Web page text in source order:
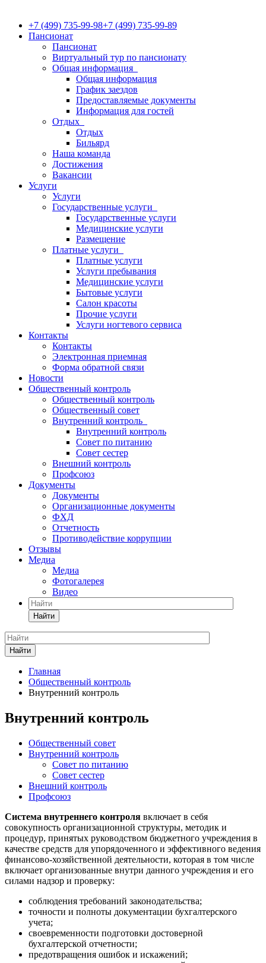
+7 (499) 735-99-98+7 (499) 735-99-89
Пансионат
Пансионат
Виртуальный тур по пансионату
Общая информация
Общая информация
График заездов
Предоставляемые документы
Информация для гостей
Отдых
Отдых
Бильярд
Наша команда
Достижения
Вакансии
Услуги
Услуги
Государственные услуги
Государственные услуги
Медицинские услуги
Размещение
Платные услуги
Платные услуги
Услуги пребывания
Медицинские услуги
Бытовые услуги
Салон красоты
Прочие услуги
Услуги ногтевого сервиса
Контакты
Контакты
Электронная приемная
Форма обратной связи
Новости
Общественный контроль
Общественный контроль
Общественный совет
Внутренний контроль
Внутренний контроль
Совет по питанию
Совет сестер
Внешний контроль
Профсоюз
Документы
Документы
Организационные документы
ФХД
Отчетность
Противодействие коррупции
Отзывы
Медиа
Медиа
Фотогалерея
Видео
Найти
Найти
Главная
Общественный контроль
Внутренний контроль
Внутренний контроль
Общественный совет
Внутренний контроль
Совет по питанию
Совет сестер
Внешний контроль
Профсоюз
Система внутреннего контроля включает в себя
совокупность организационной структуры, методик и
процедур, принятых руководством бюджетного учреждения в
качестве средств для упорядоченного и эффективного ведения
финансово-хозяйственной деятельности, которая в том числе
включает организованные внутри данного учреждения и его
силами надзор и проверку:
соблюдения требований законодательства;
точности и полноты документации бухгалтерского
учета;
своевременности подготовки достоверной
бухгалтерской отчетности;
предотвращения ошибок и искажений;